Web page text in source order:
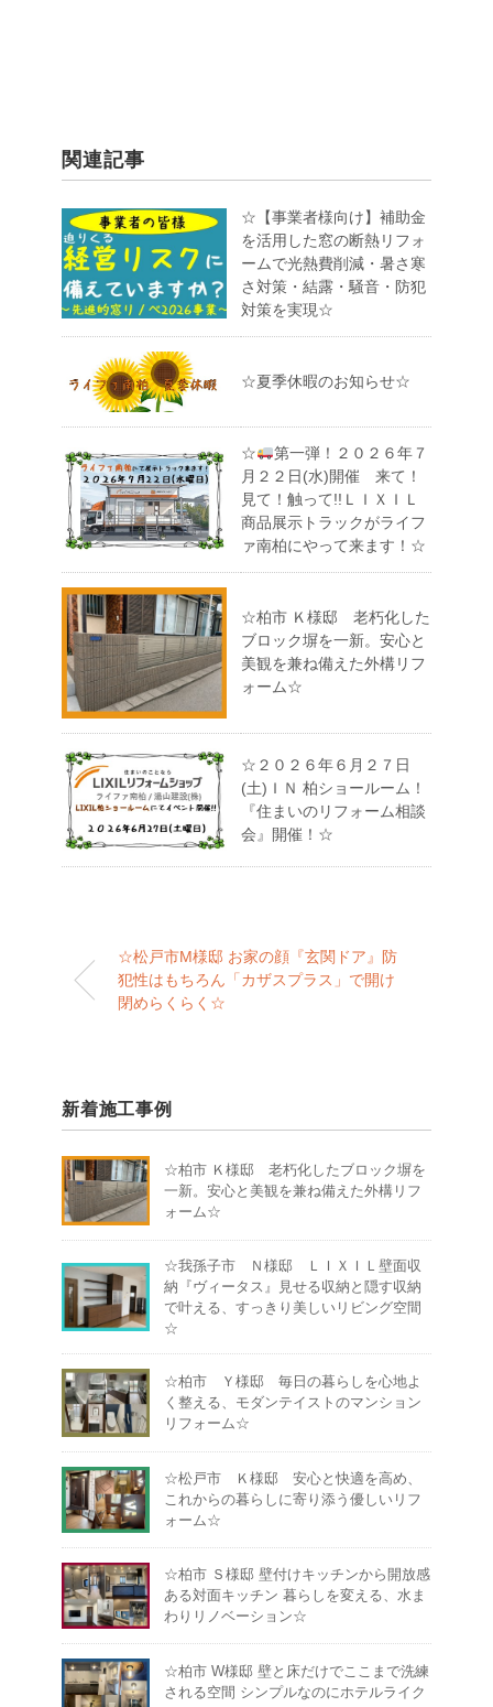
関連記事
☆【事業者様向け】補助金
を活用した窓の断熱リフォ
ームで光熱費削減・暑さ寒
さ対策・結露・騒音・防犯
対策を実現☆
☆夏季休暇のお知らせ☆
☆
第一弾！２０２６年７
月２２日(水)開催 来て！
見て！触って!!ＬＩＸＩＬ
商品展示トラックがライフ
ァ南柏にやって来ます！☆
☆柏市 Ｋ様邸 老朽化した
ブロック塀を一新。安心と
美観を兼ね備えた外構リフ
ォーム☆
☆２０２６年６月２７日
(土)ＩＮ 柏ショールーム！
『住まいのリフォーム相談
会』開催！☆
☆松戸市M様邸 お家の顔『玄関ドア』防
犯性はもちろん「カザスプラス」で開け
閉めらくらく☆
新着施工事例
☆柏市 Ｋ様邸 老朽化したブロック塀を
一新。安心と美観を兼ね備えた外構リフ
ォーム☆
☆我孫子市 Ｎ様邸 ＬＩＸＩＬ壁面収
納『ヴィータス』見せる収納と隠す収納
で叶える、すっきり美しいリビング空間
☆
☆柏市 Ｙ様邸 毎日の暮らしを心地よ
く整える、モダンテイストのマンション
リフォーム☆
☆松戸市 Ｋ様邸 安心と快適を高め、
これからの暮らしに寄り添う優しいリフ
ォーム☆
☆柏市 Ｓ様邸 壁付けキッチンから開放感
ある対面キッチン 暮らしを変える、水ま
わりリノベーション☆
☆柏市 W様邸 壁と床だけでここまで洗練
される空間 シンプルなのにホテルライク